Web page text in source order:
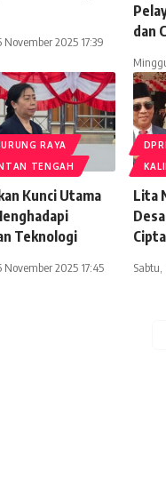
2025 17:39
dan
RAYA
TENGAH
Kunci Utama
Teknologi
November 2025 17:45
Lita
Sabtu,